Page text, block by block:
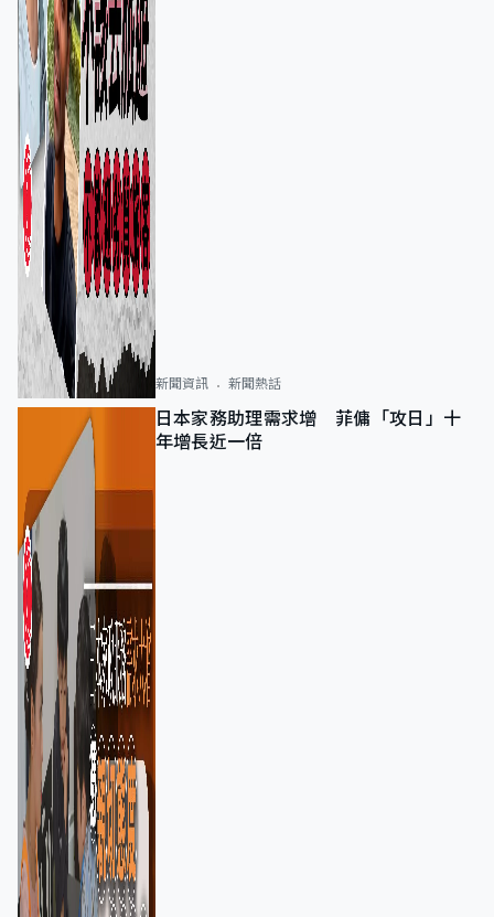
新聞資訊 新聞熱話
日本家務助理需求增 菲傭「攻日」十
年增長近一倍